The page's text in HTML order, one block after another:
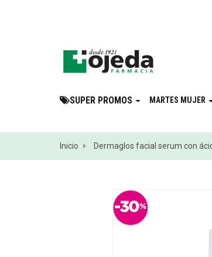
SUPER PROMOS MARTES MUJER
Inicio Dermaglos facial serum con